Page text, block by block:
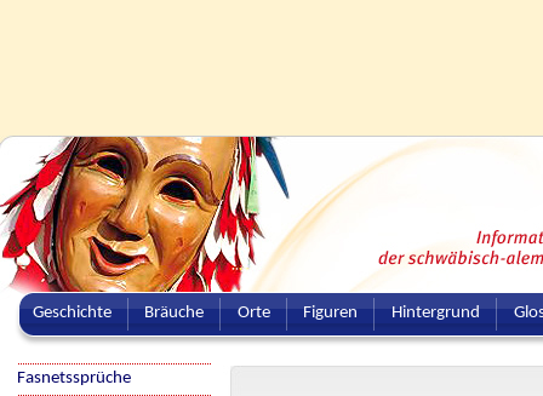
Geschichte Bräuche Orte Figuren Hintergrund
Fasnetssprüche